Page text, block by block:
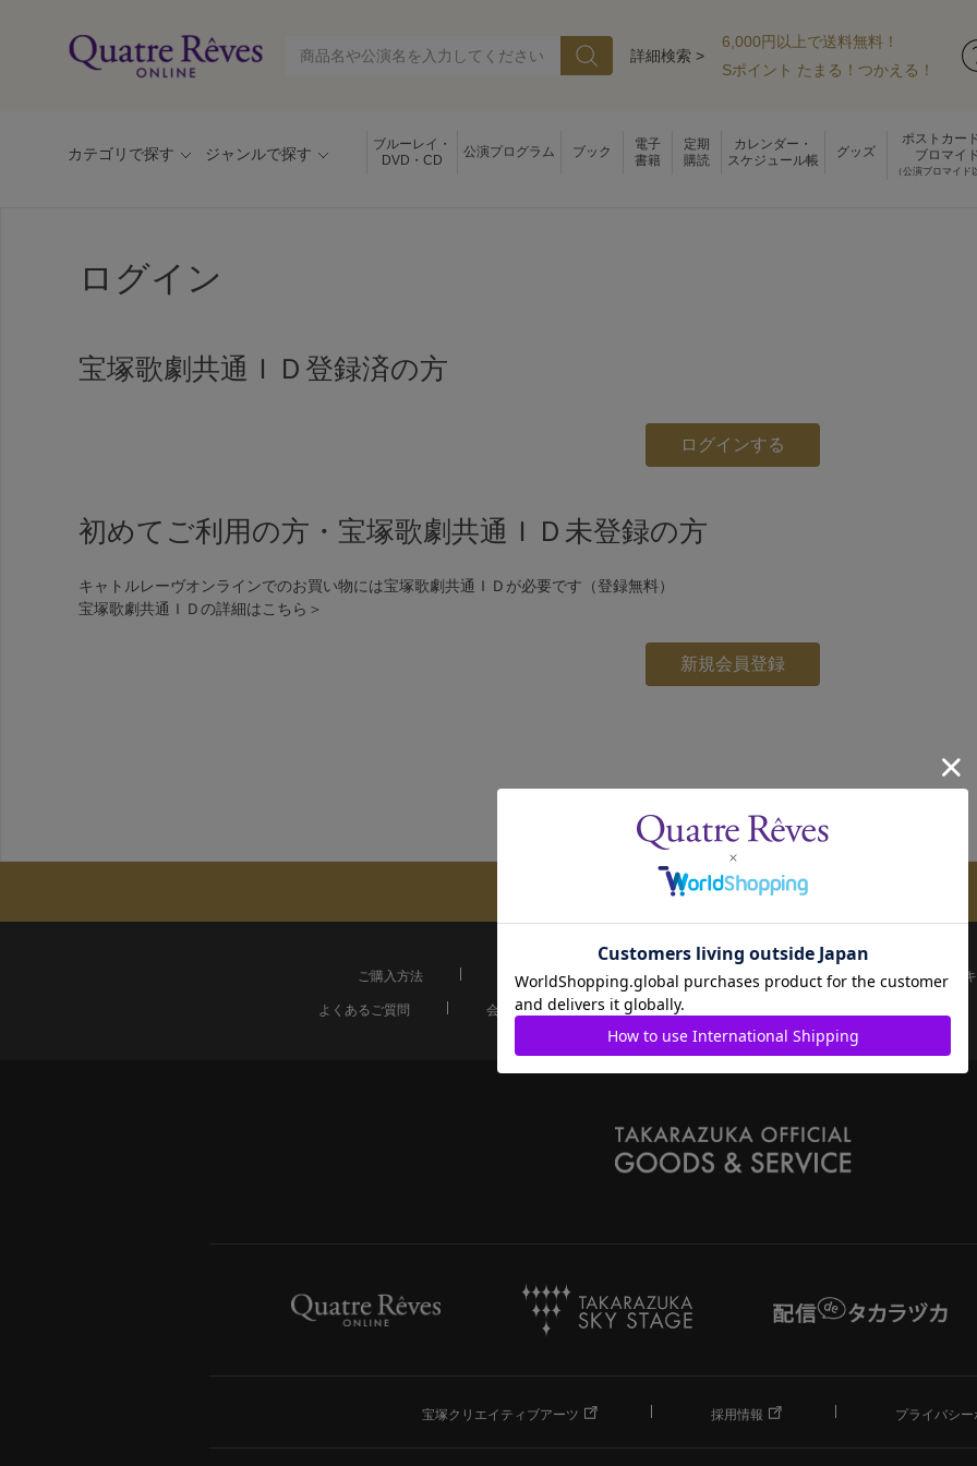
詳細検索 >
6,000円以上で送料無料！
Sポイント たまる！つかえる！
カテゴリで探す ジャンルで探す
ブルーレイ・
DVD・CD
公演プログラム ブック
電子
書籍
定期
購読
カレンダー・
スケジュール帳
グッズ
ポストカー
ブロマイド
（公演ブロマイド
ログイン
宝塚歌劇共通ＩＤ登録済の方
初めてご利用の方・宝塚歌劇共通ＩＤ未登録の方
キャトルレーヴオンラインでのお買い物には宝塚歌劇共通ＩＤが必要です（登録無料）
宝塚歌劇共通ＩＤの詳細は こちら＞
メールマガジンのご案内
ご購入方法 配送について お支払い方法 決済について
よくあるご質問
会員ページ 宝塚歌劇共通ID新規会員登録
宝塚クリエイティブアーツ 採用情報 プライバシ